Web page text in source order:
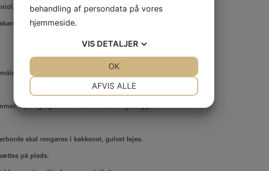
film, bøtter til rester…….
og afregnes kr. 25,- pr. del.
tape og lignende i døre, vinduer og vægge.
skal rengøres i køkkenet, gulvet fejes.
på plads.
behandling af persondata på vores
hjemmeside.
VIS DETALJER
AFVIS ALLE
OK